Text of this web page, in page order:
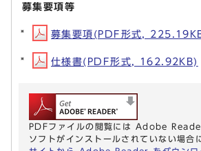
募集要項等
募集要項(PDF形式,
仕様書(PDF形式, 162.92KB)
PDFファイルの閲覧には Adobe
ソフトがインストールされていない場合